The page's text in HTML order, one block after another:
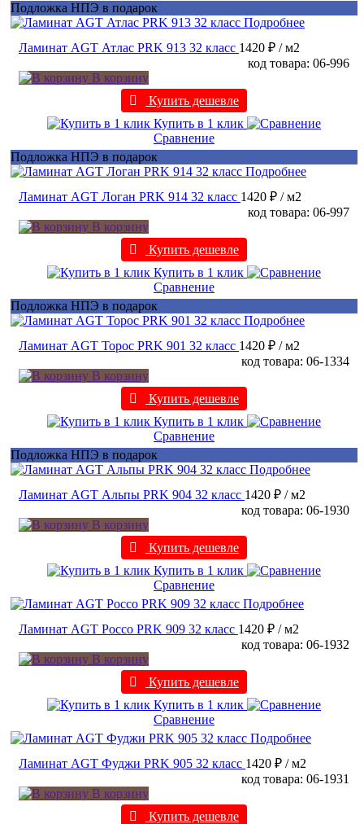
Подложка НПЭ в подарок
Подробнее
Ламинат AGT Атлас PRK 913 32 класс 1420 ₽ / м2
код товара: 06-996
В корзину
Купить дешевле
Купить в 1 клик
Сравнение
Подложка НПЭ в подарок
Подробнее
Ламинат AGT Логан PRK 914 32 класс 1420 ₽ / м2
код товара: 06-997
В корзину
Купить дешевле
Купить в 1 клик
Сравнение
Подложка НПЭ в подарок
Подробнее
Ламинат AGT Торос PRK 901 32 класс 1420 ₽ / м2
код товара: 06-1334
В корзину
Купить дешевле
Купить в 1 клик
Сравнение
Подложка НПЭ в подарок
Подробнее
Ламинат AGT Альпы PRK 904 32 класс 1420 ₽ / м2
код товара: 06-1930
В корзину
Купить дешевле
Купить в 1 клик
Сравнение
Подробнее
Ламинат AGT Россо PRK 909 32 класс 1420 ₽ / м2
код товара: 06-1932
В корзину
Купить дешевле
Купить в 1 клик
Сравнение
Подробнее
Ламинат AGT Фуджи PRK 905 32 класс 1420 ₽ / м2
код товара: 06-1931
В корзину
Купить дешевле